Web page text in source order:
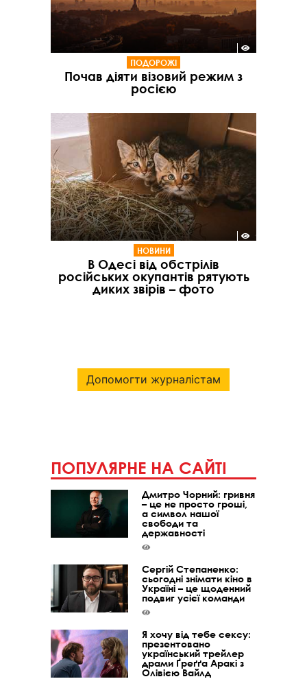
ПОДОРОЖІ
Почав діяти візовий режим з
росією
НОВИНИ
В Одесі від обстрілів
російських окупантів рятують
диких звірів – фото
Допомогти журналістам
ПОПУЛЯРНЕ НА САЙТІ
Дмитро Чорний: гривня
– це не просто гроші,
а символ нашої
свободи та
державності
Сергій Степаненко:
сьогодні знімати кіно в
Україні – це щоденний
подвиг усієї команди
Я хочу від тебе сексу:
презентовано
український трейлер
драми Ґреґґа Аракі з
Олівією Вайлд